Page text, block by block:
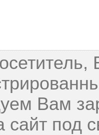
Вам
сайт под